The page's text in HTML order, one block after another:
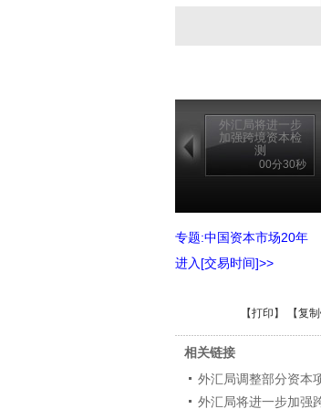
外汇局将进一步
加强跨境资本检
测
00分30秒
专题:中国资本市场20年
进入[交易时间]>>
【打印 】 【复
相关链接
外汇局调整部分资本
外汇局将进一步加强